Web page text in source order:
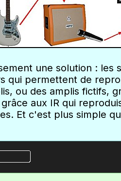
une solution : les
qui permettent de
ou des amplis fictifs,
aux IR qui
Et c'est plus simple